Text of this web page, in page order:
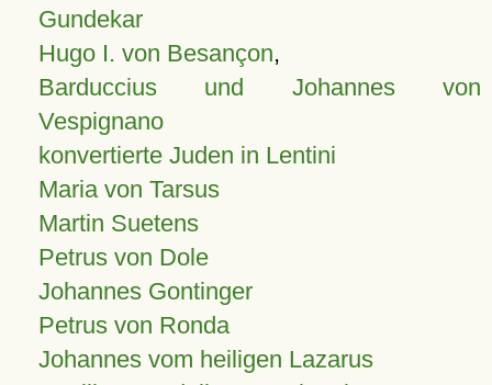
Gundekar
Hugo I. von Besançon,
Barduccius und Johannes von
Vespignano
konvertierte Juden in Lentini
Maria von Tarsus
Martin Suetens
Petrus von Dole
Johannes Gontinger
Petrus von Ronda
Johannes vom heiligen Lazarus